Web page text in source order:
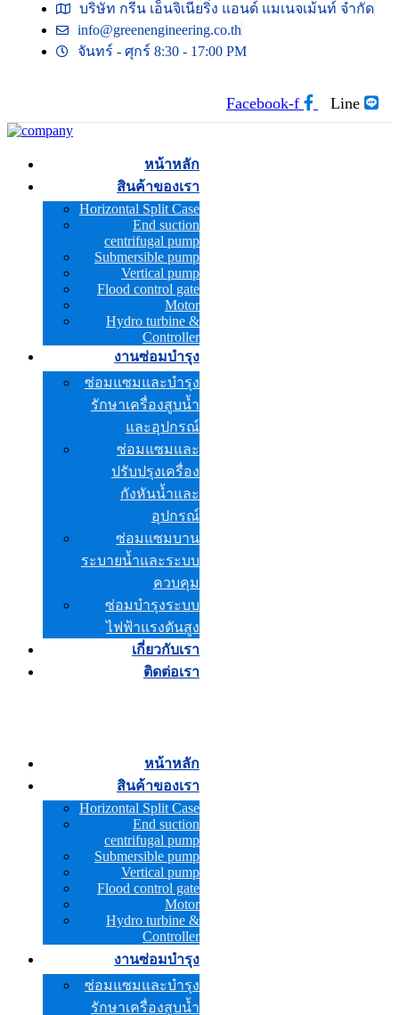
บริษัท กรีน เอ็นจิเนียริ่ง แอนด์ แมเนจเม้นท์ จำกัด
info@greenengineering.co.th
จันทร์ - ศุกร์ 8:30 - 17:00 PM
Facebook-f Line
หน้าหลัก
สินค้าของเรา
Horizontal Split Case
End suction
centrifugal pump
Submersible pump
Vertical pump
Flood control gate
Motor
Hydro turbine &
Controller
งานซ่อมบำรุง
ซ่อมแซมและบำรุง
รักษาเครื่องสูบน้ำ
และอุปกรณ์
ซ่อมแซมและ
ปรับปรุงเครื่อง
กังหันน้ำและ
อุปกรณ์
ซ่อมแซมบาน
ระบายน้ำและระบบ
ควบคุม
ซ่อมบำรุงระบบ
ไฟฟ้าแรงดันสูง
เกี่ยวกับเรา
ติดต่อเรา
หน้าหลัก
สินค้าของเรา
Horizontal Split Case
End suction
centrifugal pump
Submersible pump
Vertical pump
Flood control gate
Motor
Hydro turbine &
Controller
งานซ่อมบำรุง
ซ่อมแซมและบำรุง
รักษาเครื่องสูบน้ำ